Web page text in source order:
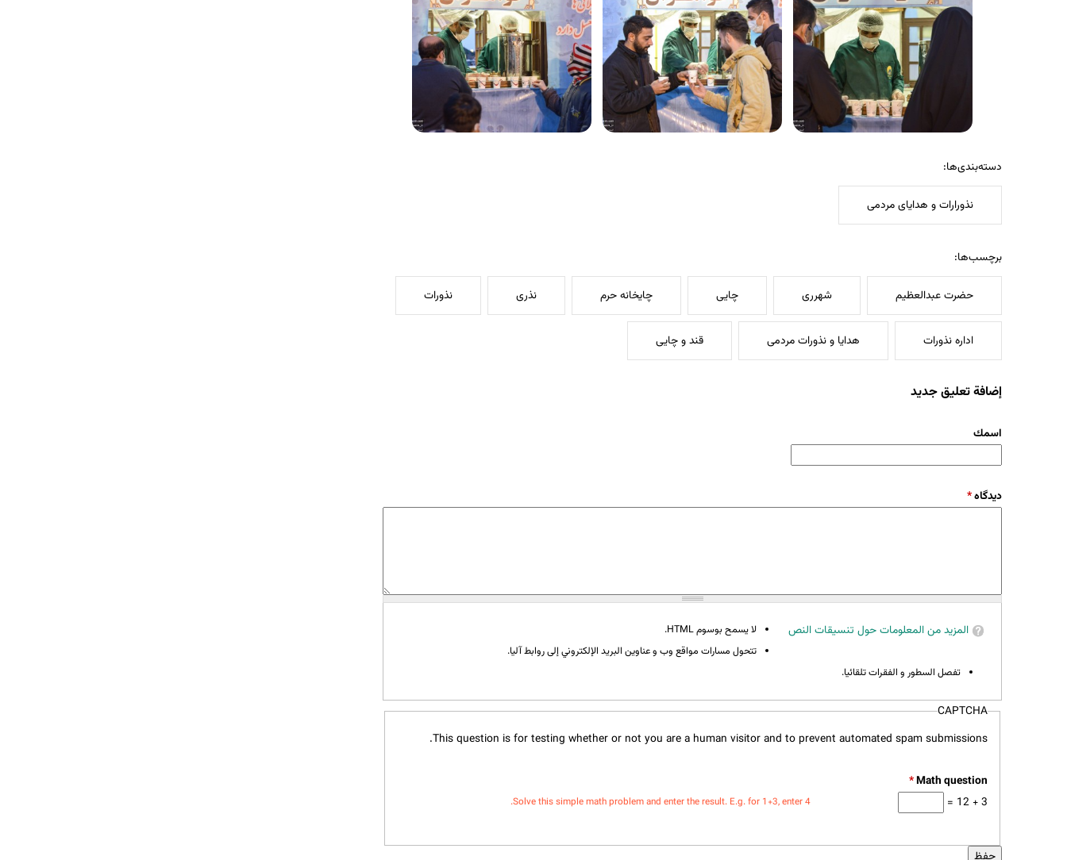
دسته‌بندی‌ها:
نذورارات و هدایای مردمی
برچسب‌ها:
حضرت عبدالعظیم شهرری چایی چایخانه حرم نذری نذورات
اداره نذورات هدایا و نذورات مردمی قند و چایی
إضافة تعليق جديد
‏اسمك ‏
‏دیدگاه ‏*
المزيد من المعلومات حول تنسيقات النص
لا يسمح بوسوم HTML.
تتحول مسارات مواقع وب و عناوين البريد الإلكتروني إلى روابط آليا.
تفصل السطور و الفقرات تلقائيا.
CAPTCHA
This question is for testing whether or not you are a human visitor and to prevent automated spam submissions.
*
3 + 12 =
Solve this simple math problem and enter the result. E.g. for 1+3, enter 4.